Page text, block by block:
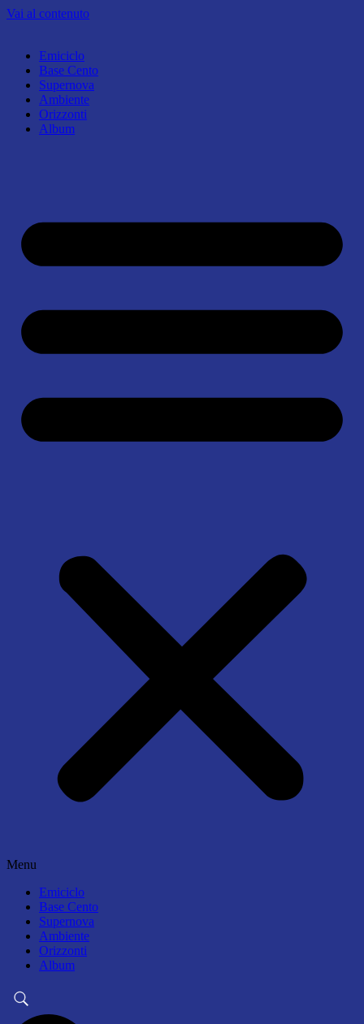
Vai al contenuto
Emiciclo
Base Cento
Supernova
Ambiente
Orizzonti
Album
Menu
Emiciclo
Base Cento
Supernova
Ambiente
Orizzonti
Album